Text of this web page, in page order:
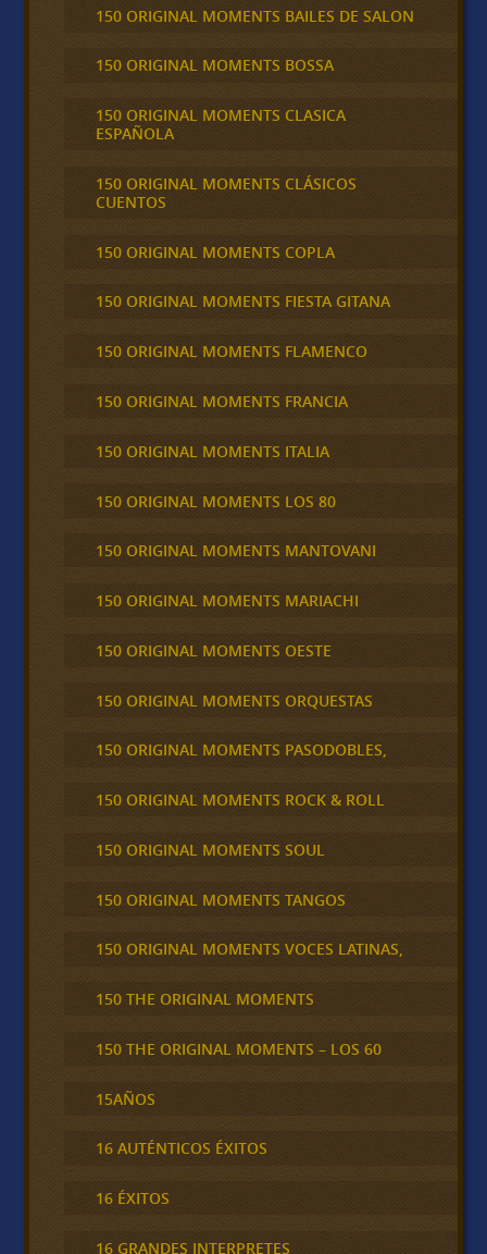
150 ORIGINAL MOMENTS BAILES DE SALON
150 ORIGINAL MOMENTS BOSSA
150 ORIGINAL MOMENTS CLASICA
ESPAÑOLA
150 ORIGINAL MOMENTS CLÁSICOS
CUENTOS
150 ORIGINAL MOMENTS COPLA
150 ORIGINAL MOMENTS FIESTA GITANA
150 ORIGINAL MOMENTS FLAMENCO
150 ORIGINAL MOMENTS FRANCIA
150 ORIGINAL MOMENTS ITALIA
150 ORIGINAL MOMENTS LOS 80
150 ORIGINAL MOMENTS MANTOVANI
150 ORIGINAL MOMENTS MARIACHI
150 ORIGINAL MOMENTS OESTE
150 ORIGINAL MOMENTS ORQUESTAS
150 ORIGINAL MOMENTS PASODOBLES,
150 ORIGINAL MOMENTS ROCK & ROLL
150 ORIGINAL MOMENTS SOUL
150 ORIGINAL MOMENTS TANGOS
150 ORIGINAL MOMENTS VOCES LATINAS,
150 THE ORIGINAL MOMENTS
150 THE ORIGINAL MOMENTS – LOS 60
15AÑOS
16 AUTÉNTICOS ÉXITOS
16 ÉXITOS
16 GRANDES INTERPRETES